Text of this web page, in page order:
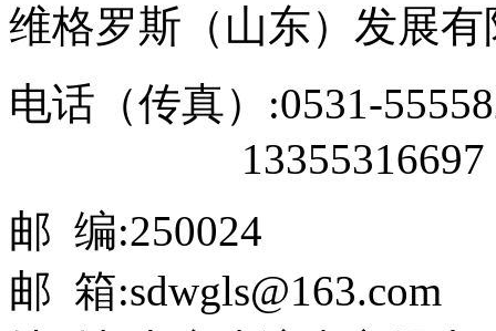
维格罗斯（山东）发展有
电话（传真）:0531-
13355316697
邮 编:250024
邮 箱:sdwgls@163.com